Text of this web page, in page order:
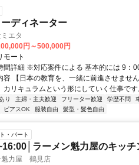
ディネーター
エタ
円～500,000円
モート
間詳細 ※対応案件による 基本的には 9：
容 【日本の教育を、一緒に前進させませ
カリキュラムという形にしていく仕事で
り 主婦・主夫歓迎 フリーター歓迎 学歴不問
ピアスOK 服装自由 髪型・髪色自由
・パート
ラーメン魁力屋のキッチ
魁力屋 鶴見店